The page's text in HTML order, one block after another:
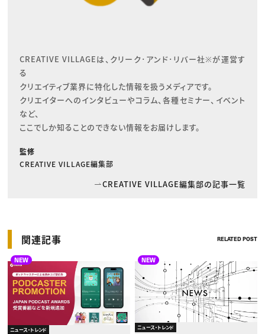
CREATIVE VILLAGEは、クリーク･アンド･リバー社※が運営す
る
クリエイティブ業界に特化した情報を扱うメディアです。
クリエイターへのインタビューやコラム、各種セミナー、イベント
など、
ここでしか知ることのできない情報をお届けします。
監修
CREATIVE VILLAGE編集部
CREATIVE VILLAGE編集部の記事一覧
関連記事 RELATED POST
NEW
ニュース・トレンド
NEW
ニュース・トレンド